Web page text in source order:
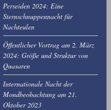
Perseiden 2024: Eine
Sternschnuppennacht für
Nachteulen
Öffentlicher Vortrag am 2. März
2024: Größe und Struktur von
Quasaren
Internationale Nacht der
Mondbeobachtung am 21.
Oktober 2023